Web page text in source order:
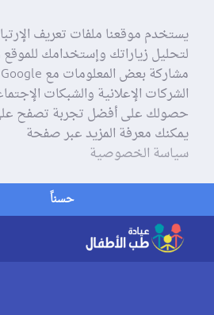
يستخدم موقعنا ملفات تعريف
لتحليل زياراتك وإستخدامك
الشركات الإعلانية والشبكات
حصولك على أفضل تجربة تصفح
يمكنك معرفة المزيد عبر صفحة
سياسة الخصوصية
حسناً